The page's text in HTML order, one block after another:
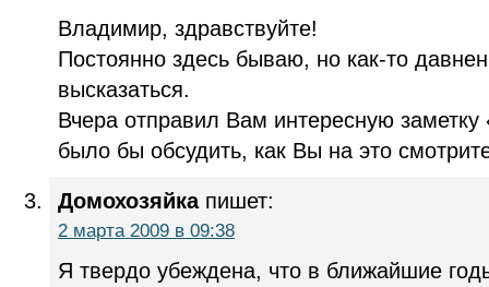
Владимир, здравствуйте!
Постоянно здесь бываю, но как-то
высказаться.
Вчера отправил Вам интересную
было бы обсудить, как Вы на это
Домохозяйкапишет:
2 марта 2009 в 09:38
Я твердо убеждена, что в ближайшие